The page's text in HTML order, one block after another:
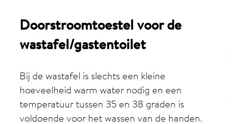
Doorstroomtoestel voor de
wastafel/gastentoilet
Bij de wastafel is slechts een kleine
hoeveelheid warm water nodig en een
temperatuur tussen 35 en 38 graden is
voldoende voor het wassen van de handen.